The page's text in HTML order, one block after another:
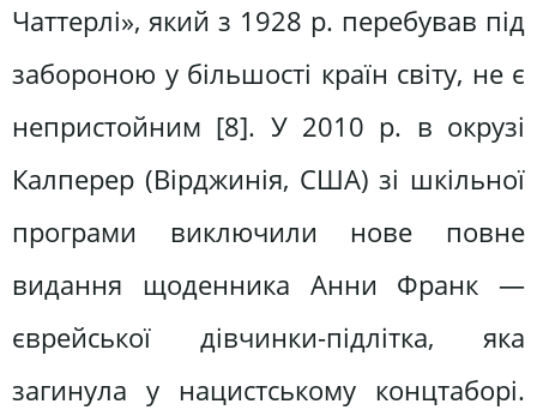
Чаттерлі», який з 1928 р. перебував під
забороною у більшості країн світу, не є
непристойним [8]. У 2010 р. в окрузі
Калперер (Вірджинія, США) зі шкільної
програми виключили нове повне
видання щоденника Анни Франк —
єврейської дівчинки-підлітка, яка
загинула у нацистському концтаборі.